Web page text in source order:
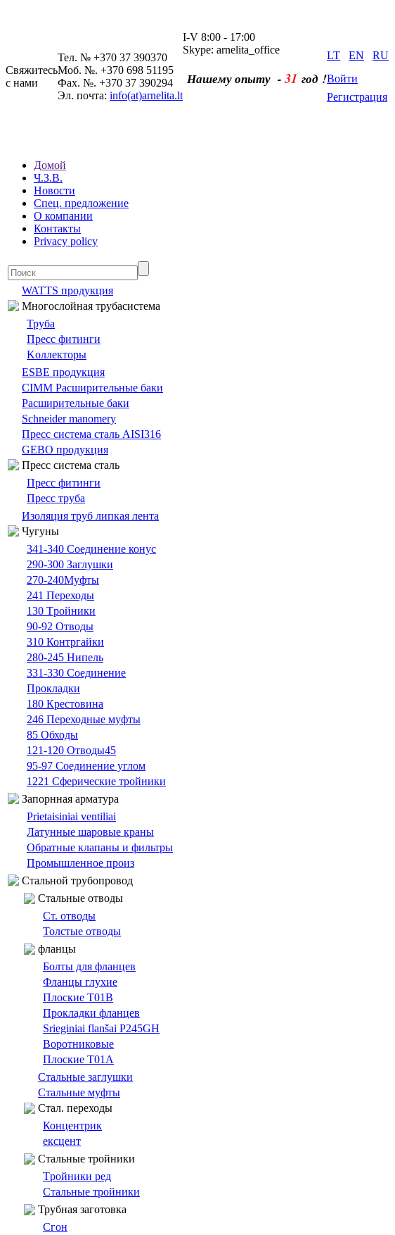
Свяжитесь
с нами
Тел. № +370 37 390370
Моб. №. +370 698 51195
Фах. №. +370 37 390294
Эл. почта: info(at)arnelita.lt
I-V 8:00 - 17:00
Skype: arnelita_office
Нашему опыту -31 год !
LT EN
RU
Войти
Регистрация
Домой
Ч.З.В.
Новости
Спец. предложение
О компании
Контакты
Privacy policy
WATTS продукция
Многослойная трубасистема
Труба
Пресс фитинги
Kоллекторы
ESBE продукция
CIMM Расширительные баки
Расширительные баки
Schneider manomery
Пресс система сталь AISI316
GEBO продукция
Пресс система сталь
Пресс фитинги
Пресс труба
Изоляция труб липкая лента
Чугуны
341-340 Cоединение конус
290-300 Заглушки
270-240Муфты
241 Переходы
130 Tройники
90-92 Отводы
310 Контргайки
280-245 Нипель
331-330 Cоединение
Прокладки
180 Крестовина
246 Переходные муфты
85 Oбходы
121-120 Отводы45
95-97 Cоединение углом
1221 Сферические тройники
Запорнная арматура
Prietaisiniai ventiliai
Латунные шаровые краны
Обратные клапаны и фильтры
Промышленное произ
Cтальной трубопровод
Cтальные oтводы
Ст. отводы
Толстые oтводы
фланцы
Болты для фланцев
Фланцы глухие
Плоские T01B
Прокладки фланцев
Srieginiai flanšai P245GH
Bоротниковыe
Плоские T01A
Cтальные заглушки
Стальные муфты
Cтал. переходы
Концентрик
ексцент
Стальные тройники
Tройники ред
Стальные тройники
Трубная заготовка
Сгон